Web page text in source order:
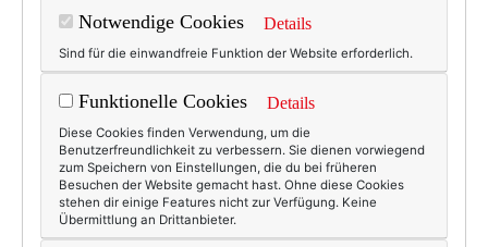
Creme
Notwendige Cookies Details
Sind für die einwandfreie Funktion der Website erforderlich.
Funktionelle Cookies Details
Diese Cookies finden Verwendung, um die
Benutzerfreundlichkeit zu verbessern. Sie dienen vorwiegend
zum Speichern von Einstellungen, die du bei früheren
Besuchen der Website gemacht hast. Ohne diese Cookies
stehen dir einige Features nicht zur Verfügung. Keine
Übermittlung an Drittanbieter.